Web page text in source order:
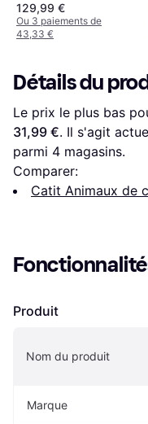
129,99 €
Ou 3 paiements de
43,33 €
Détails du
Le prix le plus bas
31,99 €. Il s'agit
parmi 4 magasins.
Comparer:
Catit Animaux de
Produit
Nom du produit
Marque